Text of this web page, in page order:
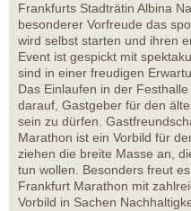
Frankfurts Stadträtin Albina
besonderer Vorfreude das
wird selbst starten und ihren
Event ist gespickt mit
sind in einer freudigen
Das Einlaufen in der
darauf, Gastgeber für den
sein zu dürfen.
Marathon ist ein Vorbild für
ziehen die breite Masse an,
tun wollen. Besonders freut
Frankfurt Marathon mit
Vorbild in Sachen